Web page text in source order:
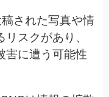
された写真や情
スクがあり、
害に遭う可能性